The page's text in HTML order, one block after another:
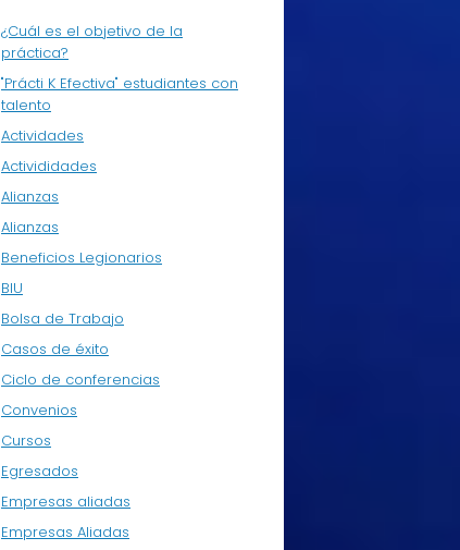
¿Cuál es el objetivo de la
práctica?
"Prácti K Efectiva" estudiantes con
talento
Actividades
Activididades
Alianzas
Alianzas
Beneficios Legionarios
BIU
Bolsa de Trabajo
Casos de éxito
Ciclo de conferencias
Convenios
Cursos
Egresados
Empresas aliadas
Empresas Aliadas